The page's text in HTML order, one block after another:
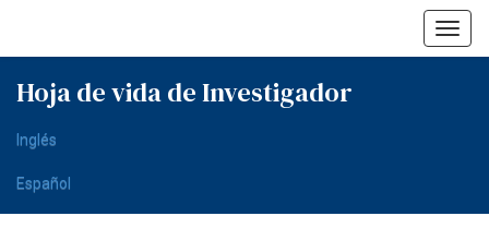
Hoja de vida de Investigador
Inglés
Español